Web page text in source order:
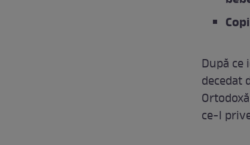
După ce
decedat
ce-l